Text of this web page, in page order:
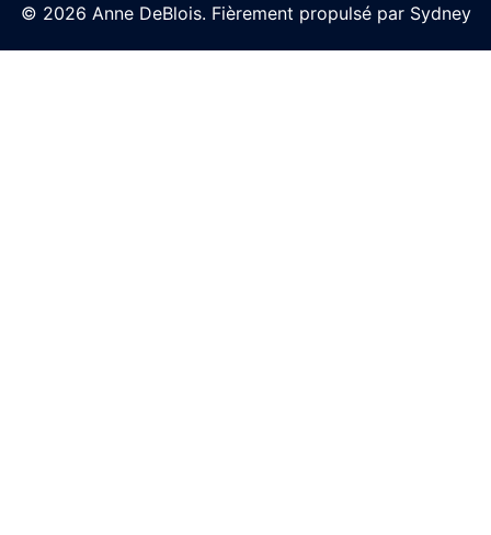
© 2026 Anne DeBlois. Fièrement propulsé par Sydney